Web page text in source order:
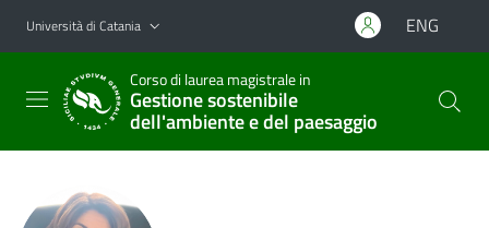
Vai al contenuto principale
Vai al menu di navigazione
Università di Catania ENG
Corso di laurea magistrale in
Gestione sostenibile
dell'ambiente e del paesaggio